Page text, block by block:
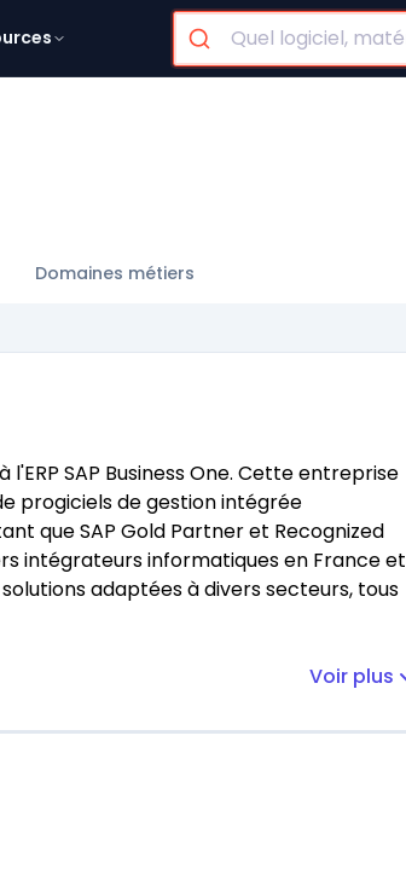
Domaines métiers
SAP Business One. Cette entreprise
progiciels de gestion intégrée
que SAP Gold Partner et Recognized
intégrateurs informatiques en France et
adaptées à divers secteurs, tous
Voir plus